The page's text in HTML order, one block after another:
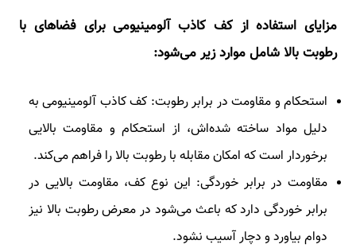
مزایای استفاده از کف کاذب آلومینیومی برای فضاهای با
رطوبت بالا شامل موارد زیر می‌شود:
استحکام و مقاومت در برابر رطوبت: کف کاذب آلومینیومی به
دلیل مواد ساخته شده‌اش، از استحکام و مقاومت بالایی
برخوردار است که امکان مقابله با رطوبت بالا را فراهم می‌کند.
مقاومت در برابر خوردگی: این نوع کف، مقاومت بالایی در
برابر خوردگی دارد که باعث می‌شود در معرض رطوبت بالا نیز
دوام بیاورد و دچار آسیب نشود.